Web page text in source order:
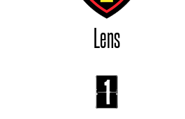
Lens
1